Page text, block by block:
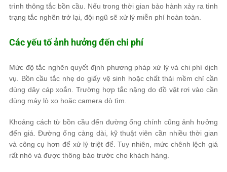
trình thông tắc bồn cầu. Nếu trong thời gian bảo hành xảy ra tình
trạng tắc nghẽn trở lại, đội ngũ sẽ xử lý miễn phí hoàn toàn.
Các yếu tố ảnh hưởng đến chi phí
Mức độ tắc nghẽn quyết định phương pháp xử lý và chi phí dịch
vụ. Bồn cầu tắc nhẹ do giấy vệ sinh hoặc chất thải mềm chỉ cần
dùng dây cáp xoắn. Trường hợp tắc nặng do đồ vật rơi vào cần
dùng máy lò xo hoặc camera dò tìm.
Khoảng cách từ bồn cầu đến đường ống chính cũng ảnh hưởng
đến giá. Đường ống càng dài, kỹ thuật viên cần nhiều thời gian
và công cụ hơn để xử lý triệt để. Tuy nhiên, mức chênh lệch giá
rất nhỏ và được thông báo trước cho khách hàng.